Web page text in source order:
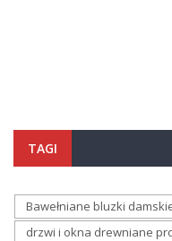
TAGI
Bawełniane bluzki
drzwi i okna drewniane